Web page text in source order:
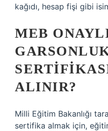
kağıdı, hesap fişi gibi
MEB
ALINIR?
Milli Eğitim Bakanlığı
sertifika almak için,